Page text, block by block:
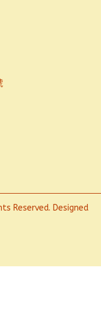
Reserved. Designed